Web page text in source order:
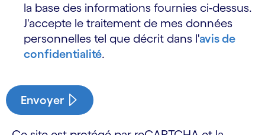
la base des informations fournies ci-dessus.
J'accepte le traitement de mes données
personnelles tel que décrit dans l'avis de
confidentialité.
Envoyer